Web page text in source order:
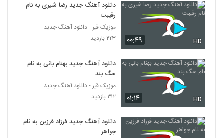
2619
۲۹۵ بازدید
2620
آهنگ رامسز بنام تو که نیستی
۳۱۶ بازدید
دانلود آهنگ شبت بخیر از آرتا پیشه جو
2622
دانلود آهنگ هاشم رمضانی دلم تنگه
۳۷۸ بازدید
۰۰:۴۹ HD
دانلود آهنگ جدید رضا شیری به نام
رقیبت
موزیک قیر - دانلود آهنگ جدبد
۲۲۳ بازدید
۰۱:۱۴ HD
دانلود آهنگ جدید بهنام بانی به نام
سگ بند
موزیک قیر - دانلود آهنگ جدبد
۳۱۲ بازدید
دانلود آهنگ جدید فرزاد فرزین به نام
جواهر